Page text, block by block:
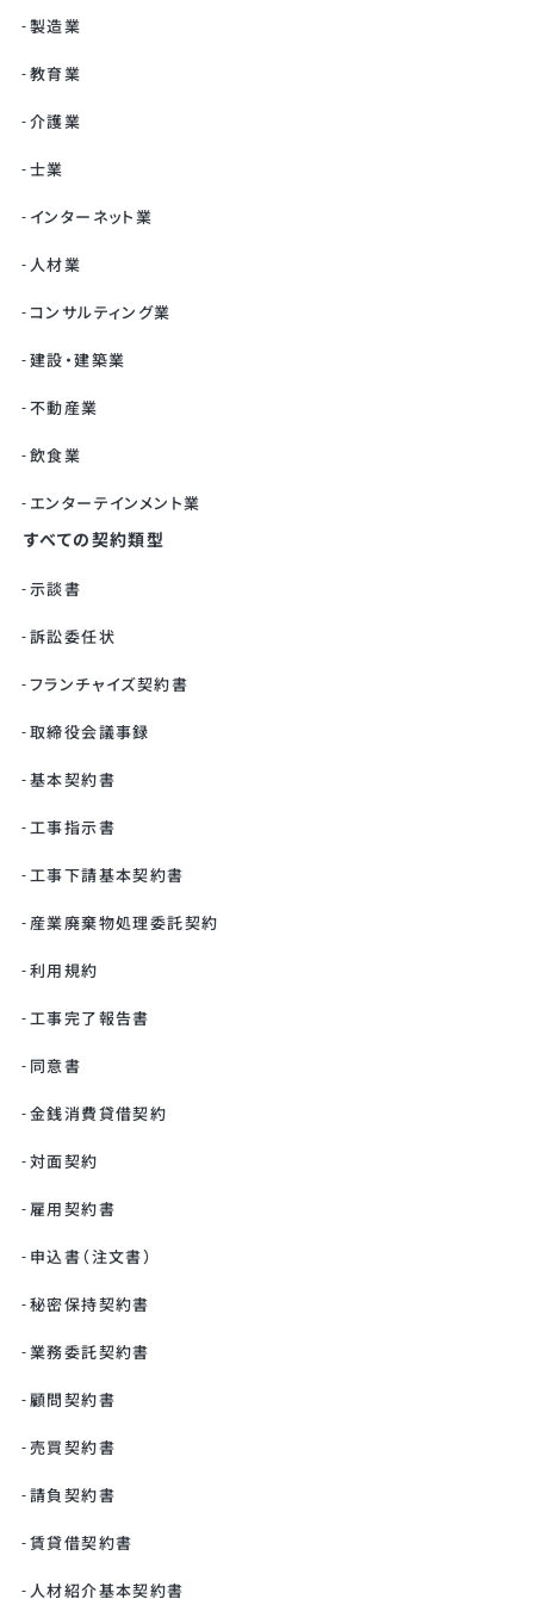
製造業
教育業
介護業
士業
インターネット業
人材業
コンサルティング業
建設・建築業
不動産業
飲食業
エンターテインメント業
すべての契約類型
示談書
訴訟委任状
フランチャイズ契約書
取締役会議事録
基本契約書
工事指示書
工事下請基本契約書
産業廃棄物処理委託契約
利用規約
工事完了報告書
同意書
金銭消費貸借契約
対面契約
雇用契約書
申込書（注文書）
秘密保持契約書
業務委託契約書
顧問契約書
売買契約書
請負契約書
賃貸借契約書
人材紹介基本契約書